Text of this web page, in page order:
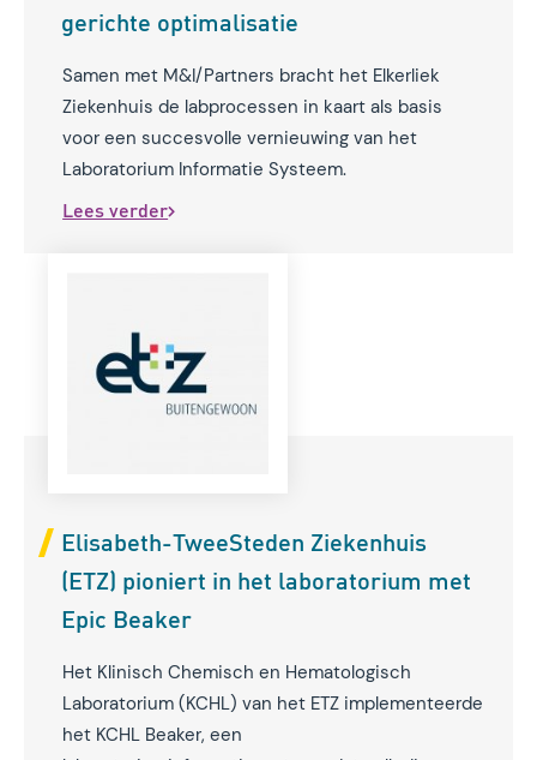
gerichte optimalisatie
Samen met M&I/Partners bracht het Elkerliek
Ziekenhuis de labprocessen in kaart als basis
voor een succesvolle vernieuwing van het
Laboratorium Informatie Systeem.
Lees verder
Elisabeth-TweeSteden Ziekenhuis
(ETZ) pioniert in het laboratorium met
Epic Beaker
Het Klinisch Chemisch en Hematologisch
Laboratorium (KCHL) van het ETZ implementeerde
het KCHL Beaker, een